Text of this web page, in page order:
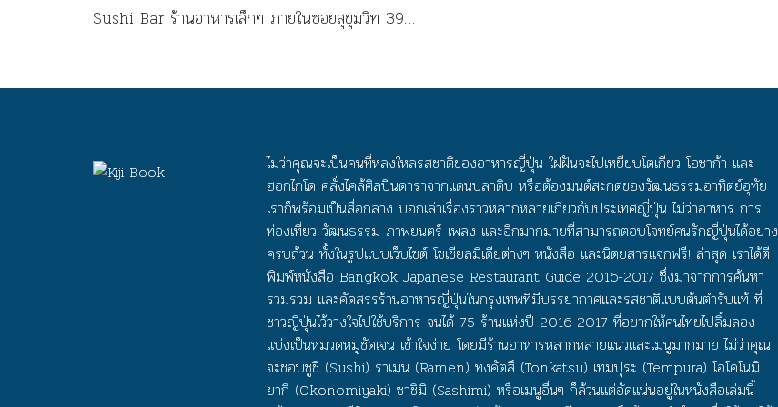
Sushi Bar ร้านอาหารเล็กๆ ภายในซอยสุขุมวิท 39 ที่
วัฒนธรรม นำเสนอออกมาได้อย่างสวยงาม สร้างสรรค์
และมีเอกลักษณ์ในรูปแบบของตัวเอง พื้นที่ของร้านแบ่ง
เป็น 2 ห้อง ห้องทางซ้ายมือเป็นส่วนของบาร์ซูชิและชุด
โต๊ะเก้าอี้นั่งรับประทานอาหาร ห้องทางขวาเป็นห้อง
สำหรับลูกค้ากลุ่มใหญ่ หรือใครที่ต้องการความเป็นส่วน
ตัว ด้านเมนูอาหารแม้จะมีให้เลือกไม่มากนักแต่ก็ค่อน
ข้างหลากหลายทั้ง ซูชิแบบดั้งเดิม ซูชิโรล ซาชิมิ ข้าว
หน้าต่างๆ เมนูเซ็ตราคาประหยัด รวมไปถึงเครื่องดื่มก็มี
ให้บริการเช่นกัน แต่ละเมนูทางร้านนำเสนอและจัดวาง
ได้อย่างสวยงามมีศิลปะ แนะนำเมนูแรก Beauty and
ไม่ว่าคุณจะเป็นคนที่หลงใหลรสชาติของอาหารญี่ปุ่น ใฝฝันจะไปเหยียบโตเกียว โอซาก้า และ
ฮอกไกโด คลั่งไคล้ศิลปินดาราจากแดนปลาดิบ หรือต้องมนต์สะกดของวัฒนธรรมอาทิตย์อุทัย
เราก็พร้อมเป็นสื่อกลาง บอกเล่าเรื่องราวหลากหลายเกี่ยวกับประเทศญี่ปุ่น ไม่ว่าอาหาร การ
ท่องเที่ยว วัฒนธรรม ภาพยนตร์ เพลง และอีกมากมายที่สามารถตอบโจทย์คนรักญี่ปุ่นได้อย่าง
ครบถ้วน ทั้งในรูปแบบเว็บไซต์ โซเชียลมีเดียต่างๆ หนังสือ และนิตยสารแจกฟรี! ล่าสุด เราได้ตี
พิมพ์หนังสือ Bangkok Japanese Restaurant Guide 2016-2017 ซึ่งมาจากการค้นหา
รวมรวม และคัดสรรร้านอาหารญี่ปุ่นในกรุงเทพที่มีบรรยากาศและรสชาติแบบต้นตำรับแท้ ที่
ชาวญี่ปุ่นไว้วางใจไปใช้บริการ จนได้ 75 ร้านแห่งปี 2016-2017 ที่อยากให้คนไทยไปลิ้มลอง
แบ่งเป็นหมวดหมู่ชัดเจน เข้าใจง่าย โดยมีร้านอาหารหลากหลายแนวและเมนูมากมาย ไม่ว่าคุณ
จะชอบซูชิ (Sushi) ราเมน (Ramen) ทงคัตสึ (Tonkatsu) เทมปุระ (Tempura) โอโคโนมิ
ยากิ (Okonomiyaki) ซาชิมิ (Sashimi) หรือเมนูอื่นๆ ก็ล้วนแต่อัดแน่นอยู่ในหนังสือเล่มนี้